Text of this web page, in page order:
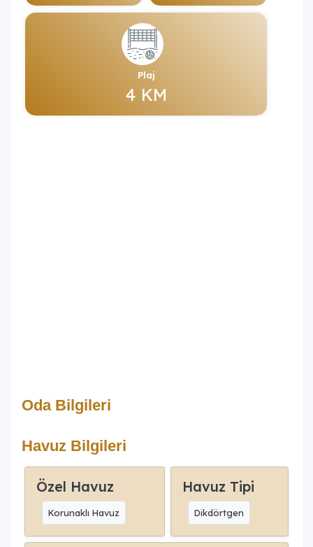
Plaj
4 KM
Oda Bilgileri
Havuz Bilgileri
Özel Havuz
Korunaklı Havuz
Havuz Tipi
Dikdörtgen